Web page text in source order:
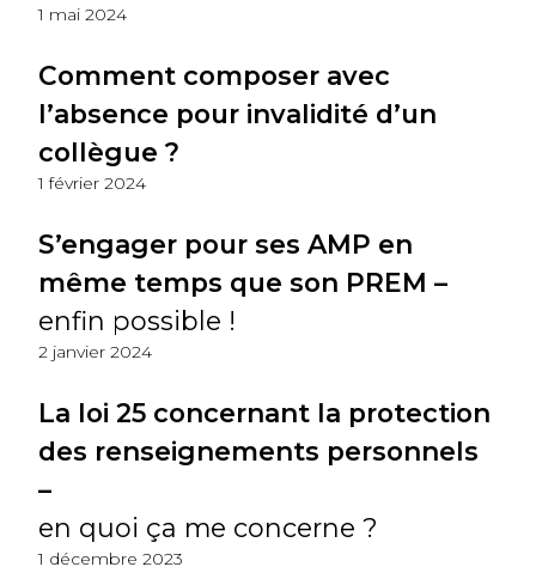
1 mai 2024
Comment composer avec
l’absence pour invalidité d’un
collègue ?
1 février 2024
S’engager pour ses AMP en
même temps que son PREM –
enfin possible !
2 janvier 2024
La loi 25 concernant la protection
des renseignements personnels
–
en quoi ça me concerne ?
1 décembre 2023